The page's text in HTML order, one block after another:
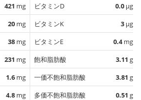
421 mg
20 mg
38 mg
231 mg
1.6 mg
4.8 mg
ビタミンD
0.0 µg
ビタミンK
3 µg
ビタミンE
0.4mg
飽和脂肪酸
3.11 g
一価不飽和脂肪酸
3.81 g
多価不飽和脂肪酸
0.51 g